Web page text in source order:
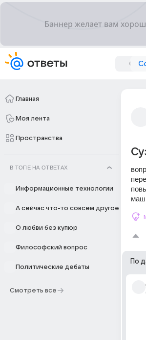
Главная
Моя лента
Пространства
В ТОПЕ НА ОТВЕТАХ
Информационные технологии
А сейчас что-то совсем другое
О любви без купюр
Философский вопрос
Политические дебаты
Смотреть все
По